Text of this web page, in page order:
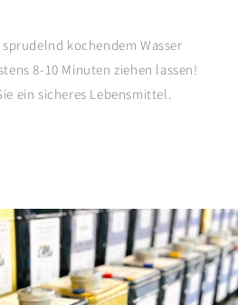
kochendem Wasser
8-10 Minuten ziehen lassen!
ein sicheres Lebensmittel.